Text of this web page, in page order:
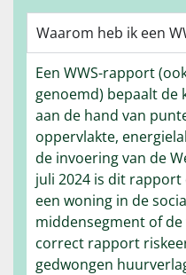
Waarom heb ik een
Een WWS-rapport
genoemd) bepaalt de
aan de hand van
oppervlakte,
de invoering van de
juli 2024 is dit
een woning in de
middensegment of
correct rapport
gedwongen